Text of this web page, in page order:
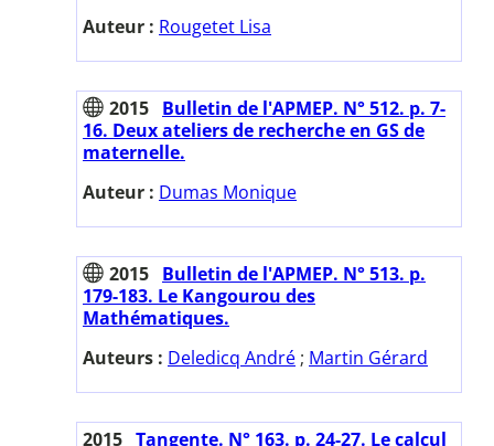
Auteur : Rougetet Lisa
2015 Bulletin de l'APMEP. N° 512. p. 7-
16. Deux ateliers de recherche en GS de
maternelle.
Auteur : Dumas Monique
2015 Bulletin de l'APMEP. N° 513. p.
179-183. Le Kangourou des
Mathématiques.
Auteurs : Deledicq André ; Martin Gérard
2015 Tangente. N° 163. p. 24-27. Le calcul